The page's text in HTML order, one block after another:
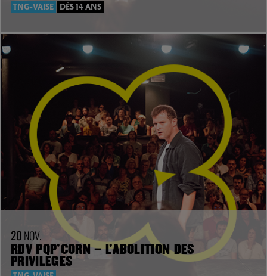
TNG-VAISE DÈS 14 ANS
20NOV.
RDV POP’CORN – L’ABOLITION DES
PRIVILÈGES